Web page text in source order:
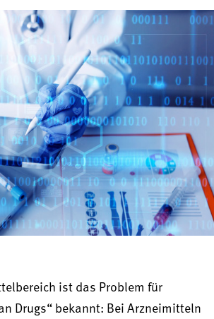
ist das Problem für
Drugs“ bekannt: Bei Arzneimitteln